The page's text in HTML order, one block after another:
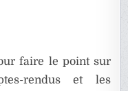
faire le point sur
rendus et les